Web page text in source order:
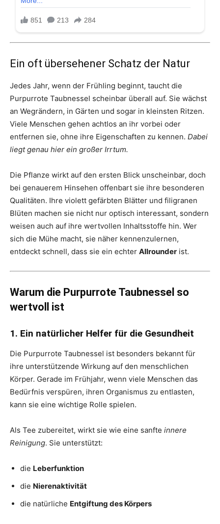
Ein oft übersehener Schatz der Natur
Jedes Jahr, wenn der Frühling beginnt, taucht die
Purpurrote Taubnessel scheinbar überall auf. Sie wächst
an Wegrändern, in Gärten und sogar in kleinsten Ritzen.
Viele Menschen gehen achtlos an ihr vorbei oder
entfernen sie, ohne ihre Eigenschaften zu kennen. Dabei
liegt genau hier ein großer Irrtum.
Die Pflanze wirkt auf den ersten Blick unscheinbar, doch
bei genauerem Hinsehen offenbart sie ihre besonderen
Qualitäten. Ihre violett gefärbten Blätter und filigranen
Blüten machen sie nicht nur optisch interessant, sondern
weisen auch auf ihre wertvollen Inhaltsstoffe hin. Wer
sich die Mühe macht, sie näher kennenzulernen,
entdeckt schnell, dass sie ein echter Allrounder ist.
Warum die Purpurrote Taubnessel so
wertvoll ist
1. Ein natürlicher Helfer für die Gesundheit
Die Purpurrote Taubnessel ist besonders bekannt für
ihre unterstützende Wirkung auf den menschlichen
Körper. Gerade im Frühjahr, wenn viele Menschen das
Bedürfnis verspüren, ihren Organismus zu entlasten,
kann sie eine wichtige Rolle spielen.
Als Tee zubereitet, wirkt sie wie eine sanfte innere
Reinigung. Sie unterstützt:
die Leberfunktion
die Nierenaktivität
die natürliche Entgiftung des Körpers